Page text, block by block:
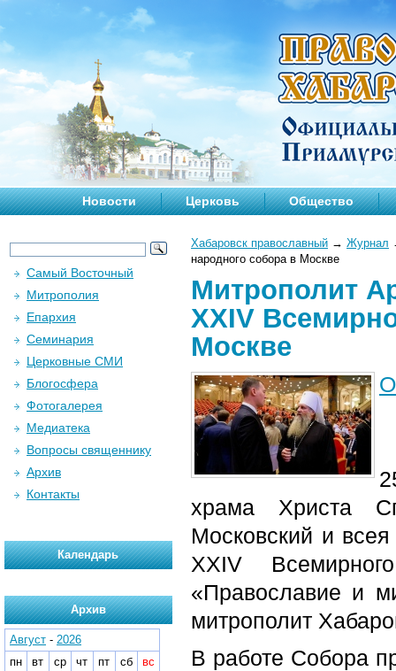
Новости Церковь Общество
Хабаровск православный → Журнал
народного собора в Москве
Митрополит
XXIV
Москве
храма Христа
Московский и
XXIV
«Православие и
митрополит
В работе Собора
Самый Восточный
Митрополия
Епархия
Семинария
Церковные СМИ
Блогосфера
Фотогалерея
Медиатека
Вопросы священнику
Архив
Контакты
Календарь
Архив
Август - 2026
пн
вт ср чт пт сб
вс